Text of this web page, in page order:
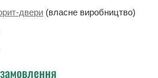
двери (власне виробництво)